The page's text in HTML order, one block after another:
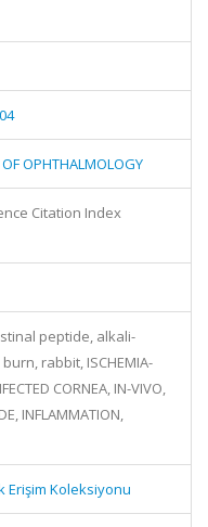
OPHTHALMOLOGY
Citation Index
peptide, alkali-
rabbit, ISCHEMIA-
CORNEA, IN-VIVO,
INFLAMMATION,
Erişim Koleksiyonu